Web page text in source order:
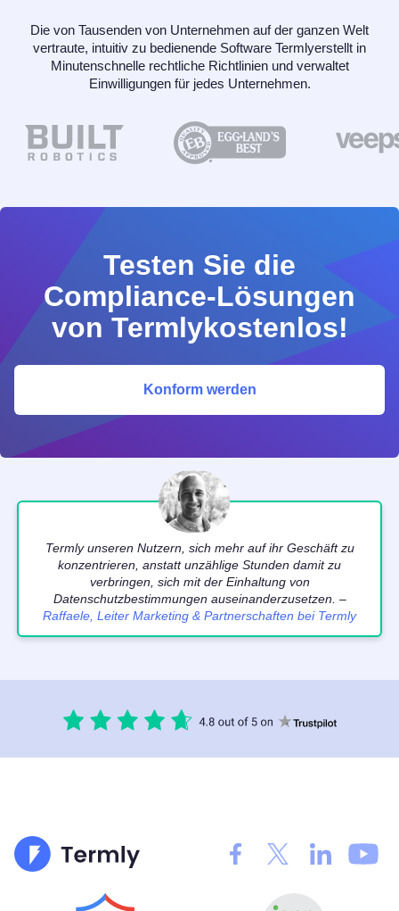
Die von Tausenden von Unternehmen auf der ganzen Welt
vertraute, intuitiv zu bedienende Software Termlyerstellt in
Minutenschnelle rechtliche Richtlinien und verwaltet
Einwilligungen für jedes Unternehmen.
Testen Sie die
Compliance-Lösungen
von Termlykostenlos!
Konform werden
Termly unseren Nutzern, sich mehr auf ihr Geschäft zu
konzentrieren, anstatt unzählige Stunden damit zu
verbringen, sich mit der Einhaltung von
Datenschutzbestimmungen auseinanderzusetzen. –
Raffaele, Leiter Marketing & Partnerschaften bei Termly